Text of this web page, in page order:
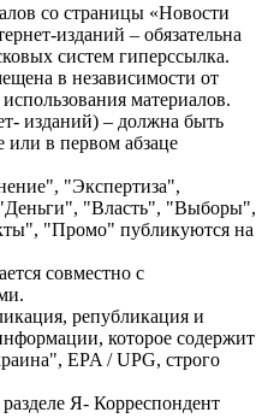
со страницы «Новости
изданий – обязательна
систем гиперссылка.
в независимости от
материалов.
изданий) – должна быть
или в первом абзаце
"Экспертиза",
"Власть", "Выборы",
"Промо" публикуются на
совместно с
републикация и
которое содержит
EPA / UPG, строго
Я- Корреспондент